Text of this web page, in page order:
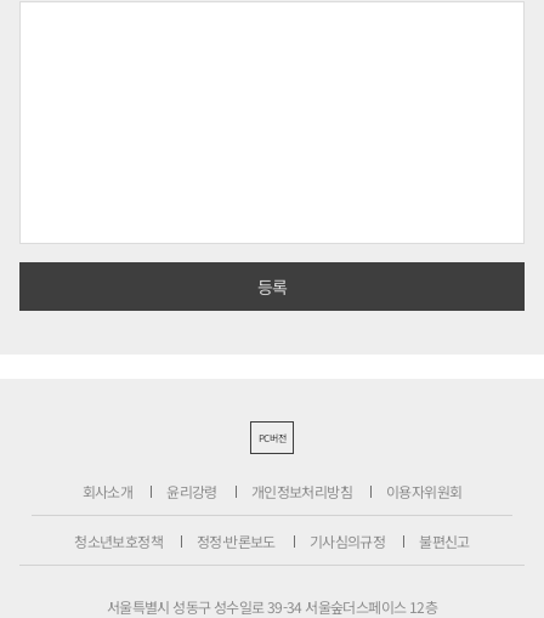
PC버전
회사소개 윤리강령 개인정보처리방침 이용자위원회
청소년보호정책 정정·반론보도 기사심의규정 불편신고
서울특별시 성동구 성수일로 39-34 서울숲더스페이스 12층